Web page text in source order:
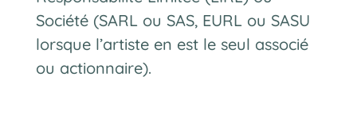
Société (SARL ou SAS, EURL ou SASU
lorsque l’artiste en est le seul associé
ou actionnaire).